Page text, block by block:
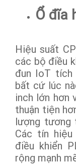
Ổ đĩa
Hiệu suất
các bộ điều
đun IoT tích
bất cứ lúc
inch lớn hơn
thuận tiện
lượng tương
Các tín
điều khiển
rộng mạnh